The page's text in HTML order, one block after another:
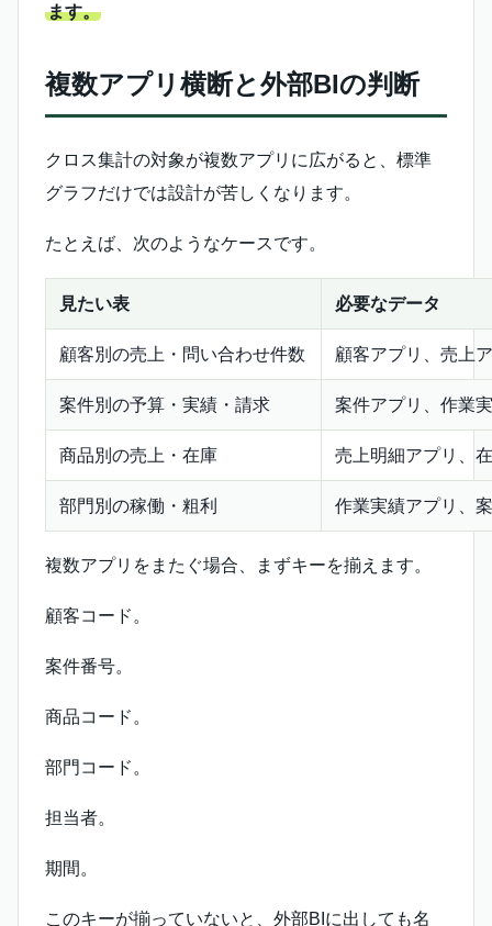
ます。
複数アプリ横断と外部BIの判断
クロス集計の対象が複数アプリに広がると、標準
グラフだけでは設計が苦しくなります。
たとえば、次のようなケースです。
見たい表 必要なデータ
顧客別の売上・問い合わせ件数 顧客アプリ、売上
案件別の予算・実績・請求 案件アプリ、作業
商品別の売上・在庫 売上明細アプリ、
部門別の稼働・粗利 作業実績アプリ、
複数アプリをまたぐ場合、まずキーを揃えます。
顧客コード。
案件番号。
商品コード。
部門コード。
担当者。
期間。
このキーが揃っていないと、外部BIに出しても名